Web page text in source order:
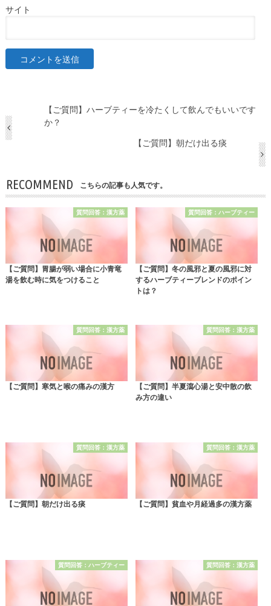
サイト
【ご質問】ハーブティーを冷たくして飲んでもいいです
か？
【ご質問】朝だけ出る痰
RECOMMEND こちらの記事も人気です。
質問回答：漢方薬
【ご質問】胃腸が弱い場合に小青竜
湯を飲む時に気をつけること
質問回答：ハーブティー
【ご質問】冬の風邪と夏の風邪に対
するハーブティーブレンドのポイン
トは？
質問回答：漢方薬
【ご質問】寒気と喉の痛みの漢方
質問回答：漢方薬
【ご質問】半夏瀉心湯と安中散の飲
み方の違い
質問回答：漢方薬
【ご質問】朝だけ出る痰
質問回答：漢方薬
【ご質問】貧血や月経過多の漢方薬
質問回答：ハーブティー 質問回答：漢方薬